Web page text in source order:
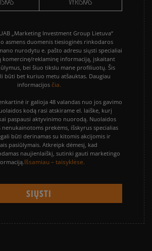
„Marketing Investment Group Lietuva“
asmens duomenis tiesioginės rinkodaros
nurodytu e. pašto adresu siųsti specialiai
komercinę/reklaminę informaciją, įskaitant
bei šiuo tikslu mane profiliuotų. Šis
būti bet kuriuo metu atšauktas. Daugiau
informacijos čia.
ir galioja 48 valandas nuo jos gavimo
kodą rasi atskirame el. laiške, kurį
paspausi aktyvinimo nuorodą. Nuolaidos
nenukainotoms prekėms, išskyrus specialias
būti derinamas su kitomis akcijomis ir
pasiūlymais. Atkreipk dėmesį, kad
naujienlaiškį, sutinki gauti marketingo
Išsamiau – taisyklėse.